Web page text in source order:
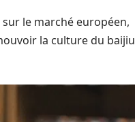
le marché européen,
la culture du baijiu